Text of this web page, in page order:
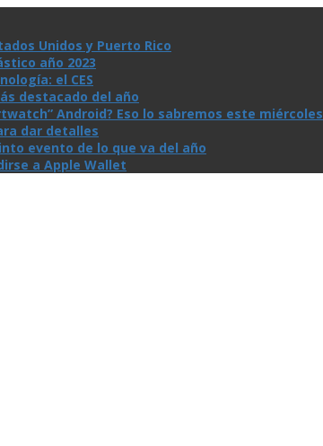
Unidos y Puerto Rico
año 2023
el CES
destacado del año
Android? Eso lo sabremos este miércoles
dar detalles
evento de lo que va del año
a Apple Wallet